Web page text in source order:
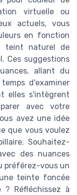
virtuelle ou
actuels, vous
en fonction
teint naturel de
Ces suggestions
allant du
d'examiner
elles s'intègrent
avec votre
avez une idée
que vous voulez
Souhaitez-
des nuances
préférez-vous un
teinte foncée
Réfléchissez à